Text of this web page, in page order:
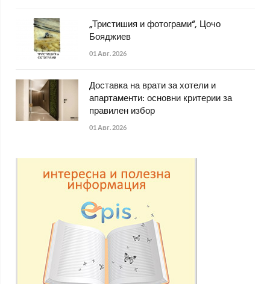
„Тристишия и фотограми“, Цочо
Бояджиев
01 Авг. 2026
Доставка на врати за хотели и
апартаменти: основни критерии за
правилен избор
01 Авг. 2026